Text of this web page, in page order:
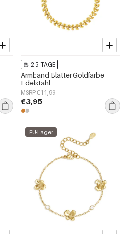
2-5 TAGE
Armband Blätter Goldfarbe
Edelstahl
MSRP €11,99
€3,95
EU-Lager